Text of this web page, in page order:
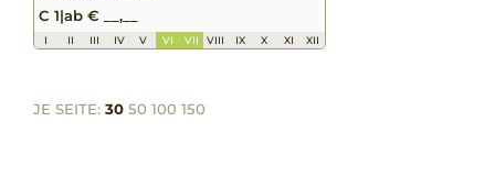
C 1|ab € __,__
I II III IV V VI VII VIII IX X XI XII
JE SEITE: 30 50 100 150